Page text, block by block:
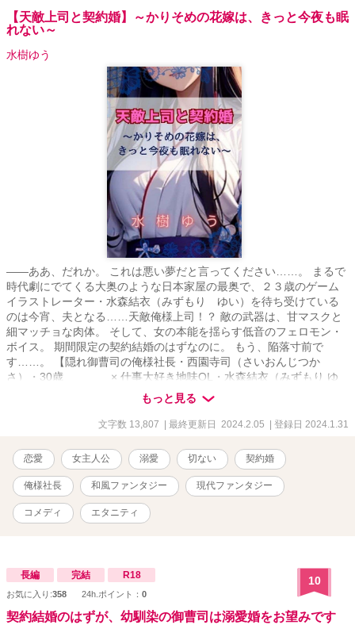
【天敵上司と契約婚】～かりそめの花嫁は、きっと今夜も眠
れない～
水樹ゆう
――ああ、だれか。 これは悪い夢だと言ってください……。 まるで
時代劇にでてくる大奥のような日本家屋の最奥で、２３歳のゲーム
イラストレーター・水森結衣（みずもり ゆい）を待ち受けている
のは今宵、夫となる……天敵俺様上司！？ 敵の武器は、甘マスクと
細マッチョな肉体。 そして、女の本能を揺らす低音のフェロモン・
ボイス。 期間限定の契約結婚のはずなのに。 もう、陥落寸前で
す……。 【隠れ御曹司の俺様社長・西園寺司（さいおんじつか
さ）・30歳 × 仕事大好き地味OL・水森結衣（みずもり ゆ
い）・23歳 二人の織り成す、コメディタッチの極甘？ オフィスラ
ブ】 運命を感じちゃうかもな、 ちょっぴり和風ファンタジー風味で
お届けします。＾＾
もっと見る
文字数 13,807 | 最終更新日 2024.2.05 | 登録日 2024.1.31
恋愛 女主人公 溺愛 切ない 契約婚
俺様社長 和風ファンタジー 現代ファンタジー
コメディ エタニティ
長編 完結 R18
お気に入り:358 24h.ポイント： 0
10
契約結婚のはずが、幼馴染の御曹司は溺愛婚をお望みです